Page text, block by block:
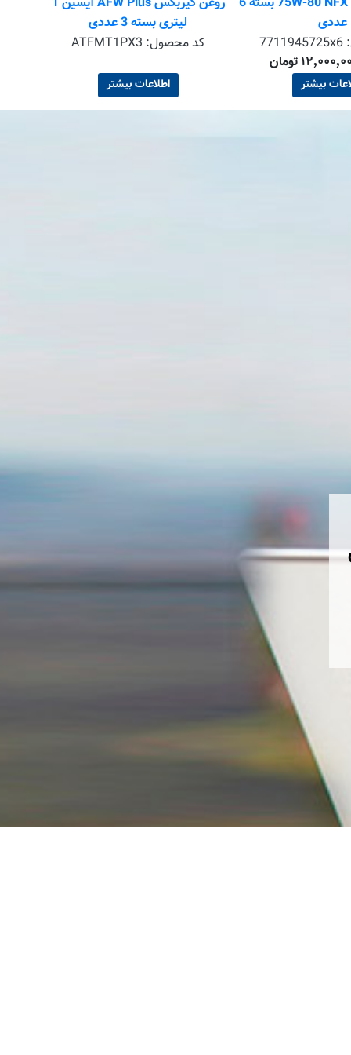
عددی
7711945725x6
بیشتر
لیتری بسته 3 عددی
کد محصول: ATFMT1PX3
اطلاعات بیشتر